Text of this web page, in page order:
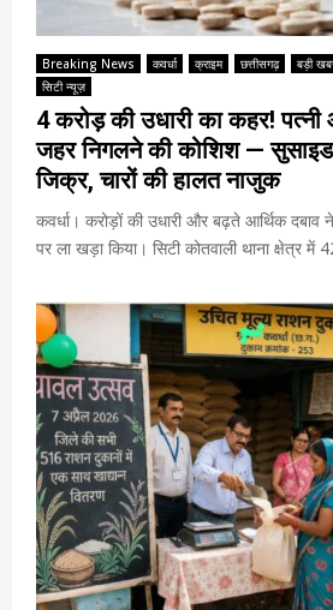
Breaking News कवर्धा क्राइम छत्तीसगढ़ बड़ी
सिटी न्यूज़
4 करोड़ की उधारी का कहर! पत्नी
जहर निगलने की कोशिश — सुसाइड
जिक्र, चारों की हालत नाजुक
कवर्धा। करोड़ों की उधारी और बढ़ते आर्थिक दबाव
पर ला खड़ा किया। सिटी कोतवाली थाना क्षेत्र में